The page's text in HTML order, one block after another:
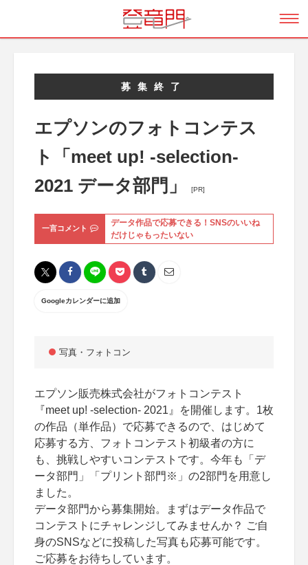
募集終了
エプソンのフォトコンテス
ト「meet up! -selection-
2021 データ部門」
[PR]
一言コメント
データ作品で応募できる！SNSのいいね
だけじゃもったいない
Googleカレンダーに追加
写真・フォトコン
エプソン販売株式会社がフォトコンテスト
『meet up! -selection- 2021』を開催します。1枚
の作品（単作品）で応募できるので、はじめて
応募する方、フォトコンテスト初級者の方に
も、挑戦しやすいコンテストです。今年も「デ
ータ部門」「プリント部門※」の2部門を用意し
ました。
データ部門から募集開始。まずはデータ作品で
コンテストにチャレンジしてみませんか？ ご自
身のSNSなどに投稿した写真も応募可能です。
ご応募をお待ちしています。